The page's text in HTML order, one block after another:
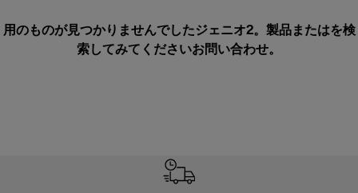
用のものが見つかりませんでしたジェニオ2。製品またはを検
索してみてくださいお問い合わせ。